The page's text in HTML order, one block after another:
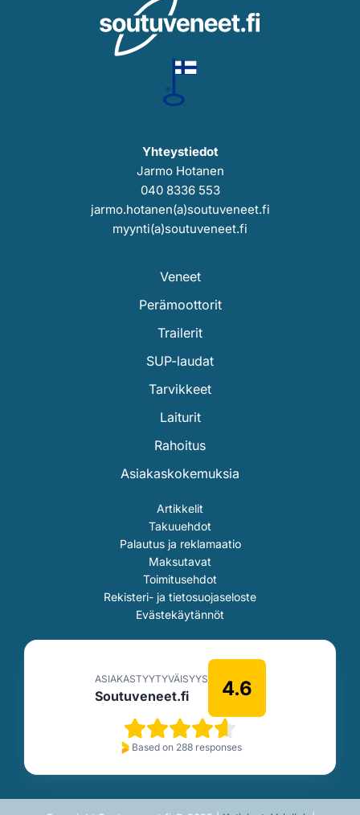
Yhteystiedot
Jarmo Hotanen
040 8336 553
jarmo.hotanen(a)soutuveneet.fi
myynti(a)soutuveneet.fi
Veneet
Perämoottorit
Trailerit
SUP-laudat
Tarvikkeet
Laiturit
Rahoitus
Asiakaskokemuksia
Artikkelit
Takuuehdot
Palautus ja reklamaatio
Maksutavat
Toimitusehdot
Rekisteri- ja tietosuojaseloste
Evästekäytännöt
ASIAKASTYYTYVÄISYYS
Soutuveneet.fi 4.6
Based on 288 responses